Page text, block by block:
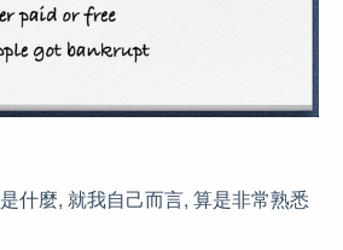
什麼, 就我自己而言, 算是非常熟悉